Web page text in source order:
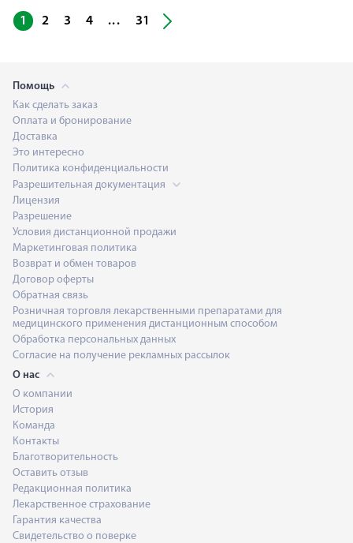
1 2 3 4 ... 31
Помощь
Как сделать заказ
Оплата и бронирование
Доставка
Это интересно
Политика конфиденциальности
Разрешительная документация
Лицензия
Разрешение
Условия дистанционной продажи
Маркетинговая политика
Возврат и обмен товаров
Договор оферты
Обратная связь
Розничная торговля лекарственными препаратами для
медицинского применения дистанционным способом
Обработка персональных данных
Согласие на получение рекламных рассылок
О нас
О компании
История
Команда
Контакты
Благотворительность
Оставить отзыв
Редакционная политика
Лекарственное страхование
Гарантия качества
Свидетельство о поверке